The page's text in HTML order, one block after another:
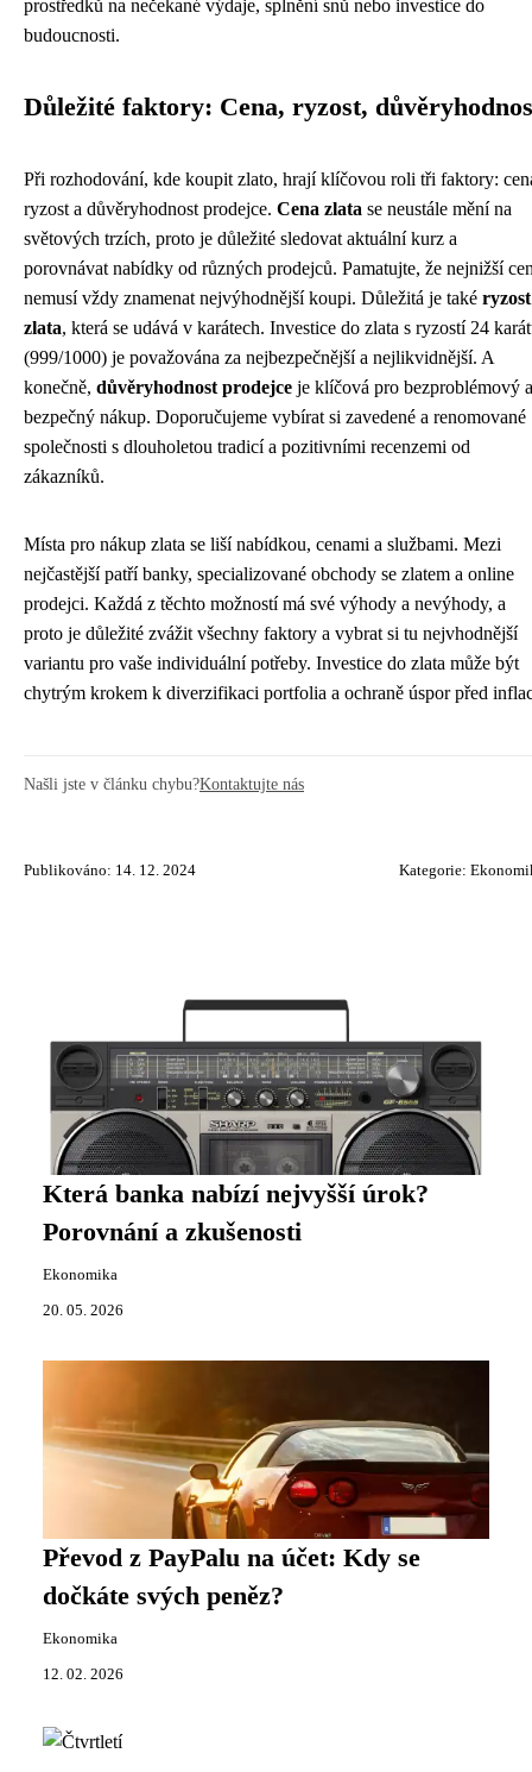
prostředků na nečekané výdaje, splnění snů nebo investice do
budoucnosti.
Důležité faktory: Cena, ryzost,
Při rozhodování, kde koupit zlato, hrají klíčovou roli tři faktory:
ryzost a důvěryhodnost prodejce. Cena zlata se neustále mění na
světových trzích, proto je důležité sledovat aktuální kurz a
porovnávat nabídky od různých prodejců. Pamatujte, že nejnižší
nemusí vždy znamenat nejvýhodnější koupi. Důležitá je také ryzost
zlata, která se udává v karátech. Investice do zlata s ryzostí 24
(999/1000) je považována za nejbezpečnější a nejlikvidnější. A
konečně, důvěryhodnost prodejce je klíčová pro bezproblémový a
bezpečný nákup. Doporučujeme vybírat si zavedené a renomované
společnosti s dlouholetou tradicí a pozitivními recenzemi od
zákazníků.
Místa pro nákup zlata se liší nabídkou, cenami a službami. Mezi
nejčastější patří banky, specializované obchody se zlatem a online
prodejci. Každá z těchto možností má své výhody a nevýhody, a
proto je důležité zvážit všechny faktory a vybrat si tu nejvhodnější
variantu pro vaše individuální potřeby. Investice do zlata může být
chytrým krokem k diverzifikaci portfolia a ochraně úspor před
Našli jste v článku chybu?Kontaktujte nás
Publikováno: 14. 12. 2024 Kategorie:
Která banka nabízí nejvyšší úrok?
Porovnání a zkušenosti
Ekonomika
20. 05. 2026
Převod z PayPalu na účet: Kdy se
dočkáte svých peněz?
Ekonomika
12. 02. 2026